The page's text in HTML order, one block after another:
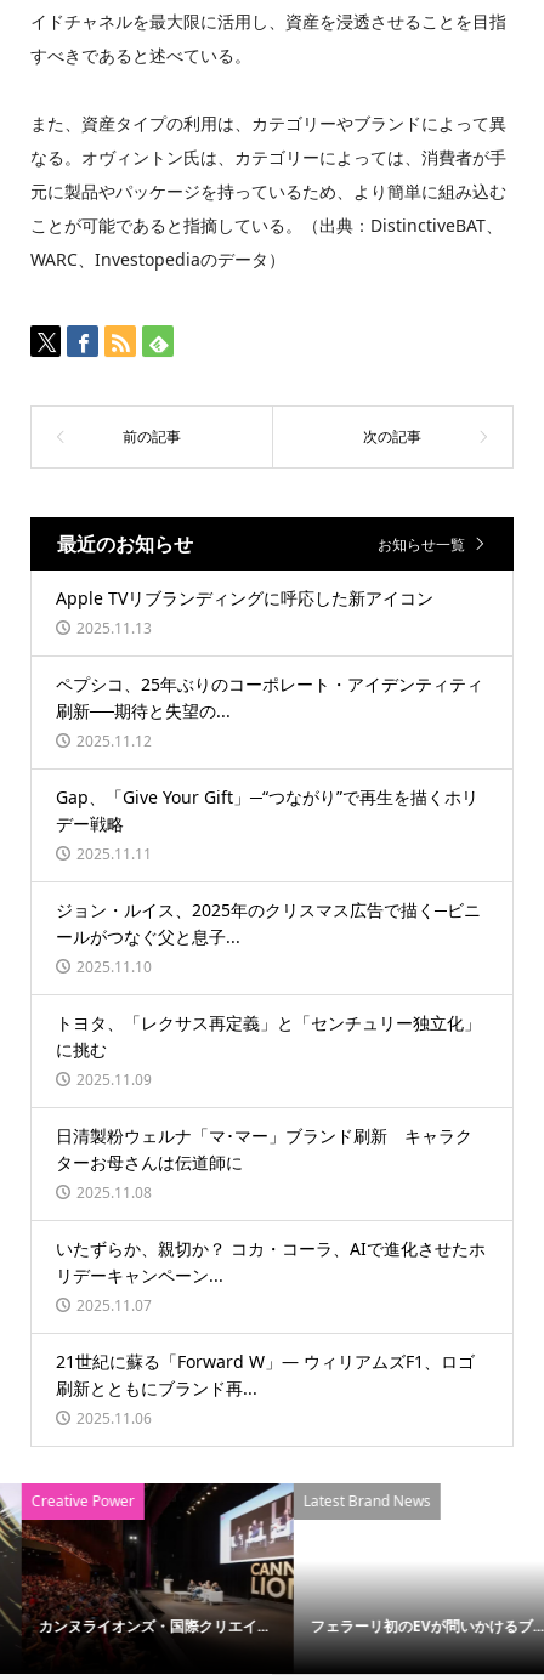
イドチャネルを最大限に活用し、資産を浸透させることを目指
すべきであると述べている。
また、資産タイプの利用は、カテゴリーやブランドによって異
なる。オヴィントン氏は、カテゴリーによっては、消費者が手
元に製品やパッケージを持っているため、より簡単に組み込む
ことが可能であると指摘している。（出典：DistinctiveBAT、
WARC、Investopediaのデータ）
最近のお知らせ お知らせ一覧
Apple TVリブランディングに呼応した新アイコン
2025.11.13
ペプシコ、25年ぶりのコーポレート・アイデンティティ
刷新──期待と失望の...
2025.11.12
Gap、「Give Your Gift」─“つながり”で再生を描くホリ
デー戦略
2025.11.11
ジョン・ルイス、2025年のクリスマス広告で描く─ビニ
ールがつなぐ父と息子...
2025.11.10
トヨタ、「レクサス再定義」と「センチュリー独立化」
に挑む
2025.11.09
日清製粉ウェルナ「マ･マー」ブランド刷新 キャラク
ターお母さんは伝道師に
2025.11.08
いたずらか、親切か？ コカ・コーラ、AIで進化させたホ
リデーキャンペーン...
2025.11.07
21世紀に蘇る「Forward W」― ウィリアムズF1、ロゴ
刷新とともにブランド再...
2025.11.06
Creative Power
カンヌライオンズ・国際クリエイ...
Latest Brand News
フェラーリ初のEVが問いかけるブ...